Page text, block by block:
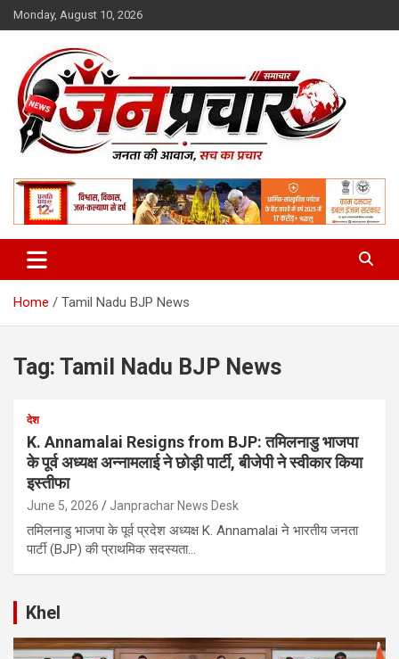
Skip
to
Monday, August 10, 2026
:: जनप्रचार ::
Home Tamil Nadu BJP News
Tag: Tamil Nadu BJP News
देश
K. Annamalai Resigns from BJP: तमिलनाडु भाजपा
के पूर्व अध्यक्ष अन्नामलाई ने छोड़ी पार्टी, बीजेपी ने स्वीकार किया
इस्तीफा
June 5, 2026 Janprachar News Desk
तमिलनाडु भाजपा के पूर्व प्रदेश अध्यक्ष K. Annamalai ने भारतीय जनता
पार्टी (BJP) की प्राथमिक सदस्यता…
Khel